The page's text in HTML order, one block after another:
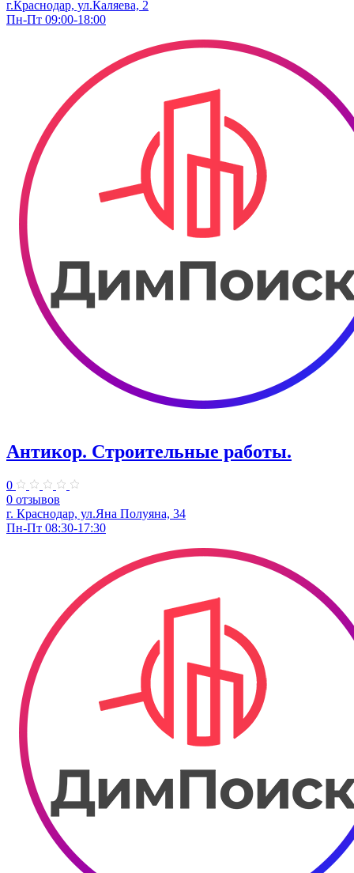
г.Краснодар, ул.Каляева, 2
Пн-Пт 09:00-18:00
Антикор. Строительные работы.
0
0 отзывов
г. Краснодар, ул.Яна Полуяна, 34
Пн-Пт 08:30-17:30